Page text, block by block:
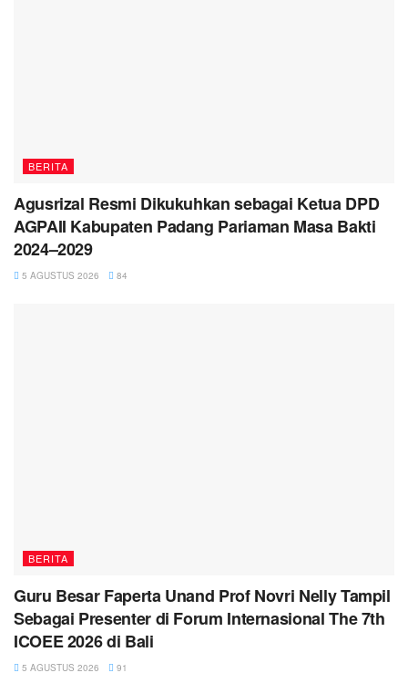
BERITA
Agusrizal Resmi Dikukuhkan sebagai Ketua DPD
AGPAII Kabupaten Padang Pariaman Masa Bakti
2024–2029
5 AGUSTUS 2026 84
BERITA
Guru Besar Faperta Unand Prof Novri Nelly Tampil
Sebagai Presenter di Forum Internasional The 7th
ICOEE 2026 di Bali
5 AGUSTUS 2026 91